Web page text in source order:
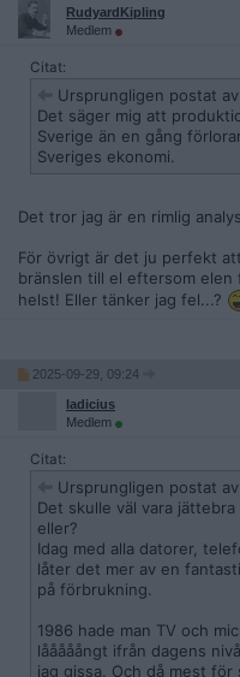
RudyardKipling
Medlem
Citat:
Ursprungligen postat av
Det säger mig att
Sverige än en gång
Sveriges ekonomi.
Det tror jag är en rimlig
För övrigt är det ju perfekt
bränslen till el eftersom
helst! Eller tänker jag fel...?
2025-09-29, 09:24
ladicius
Medlem
Citat:
Ursprungligen postat av
Det skulle väl vara
eller?
Idag med alla datorer,
låter det mer av en
på förbrukning.
1986 hade man TV och
lååååångt ifrån dagens
jag gissa. Och då mest för